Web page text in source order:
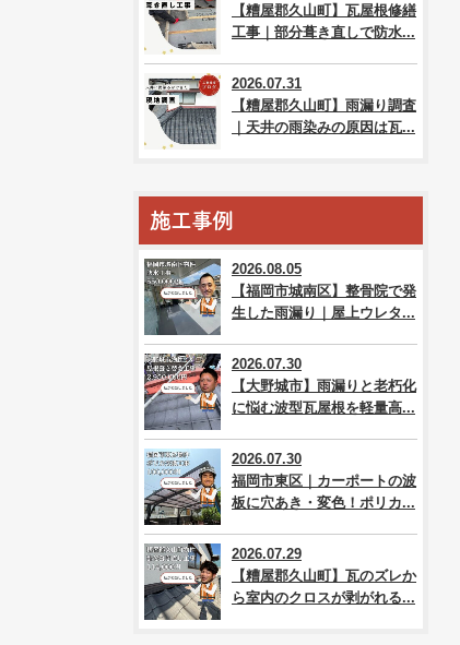
【糟屋郡久山町】瓦屋根修繕
工事｜部分葺き直しで防水...
2026.07.31
【糟屋郡久山町】雨漏り調査
｜天井の雨染みの原因は瓦...
施工事例
2026.08.05
【福岡市城南区】整骨院で発
生した雨漏り｜屋上ウレタ...
2026.07.30
【大野城市】雨漏りと老朽化
に悩む波型瓦屋根を軽量高...
2026.07.30
福岡市東区｜カーポートの波
板に穴あき・変色！ポリカ...
2026.07.29
【糟屋郡久山町】瓦のズレか
ら室内のクロスが剥がれる...